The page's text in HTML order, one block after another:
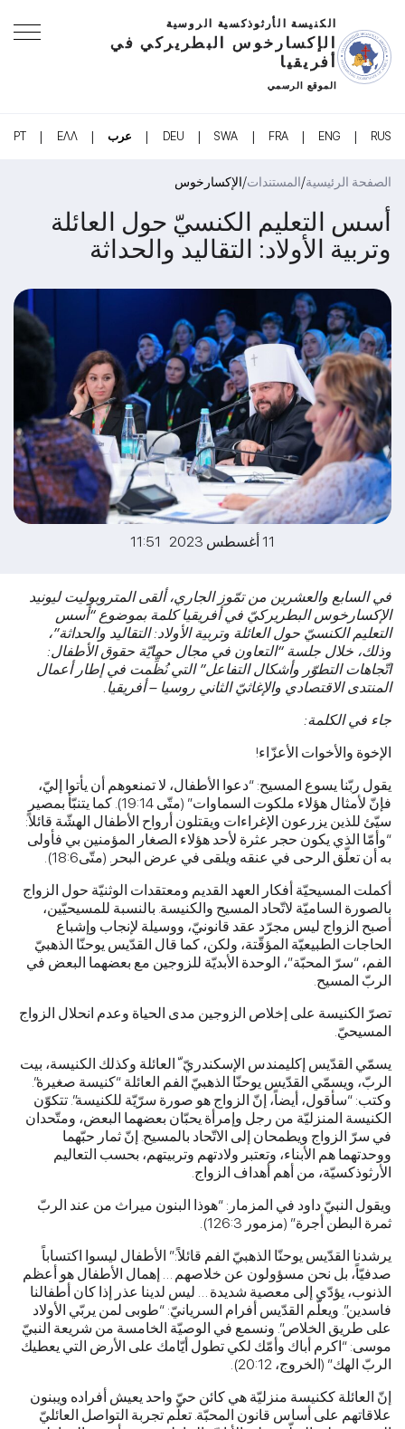
الكنيسة الأرثوذكسية الروسية
الإكسارخوس البطريركي في
أفريقيا
الموقع الرسمي
RUS
|
ENG
|
FRA
|
SWA
|
DEU
| عرب |
ΕΛΛ
|
PT
الصفحة الرئيسية/المستندات/الإكسارخوس
أسس التعليم الكنسيّ حول العائلة
وتربية الأولاد: التقاليد والحداثة
11 أغسطس 2023 11:51
في السابع والعشرين من تمّوز الجاري، ألقى المتروبوليت ليونيد
الإكسارخوس البطريركيّ في أفريقيا كلمة بموضوع “أسس
التعليم الكنسيّ حول العائلة وتربية الأولاد: التقاليد والحداثة”،
وذلك، خلال جلسة “التعاون في مجال حمايّة حقوق الأطفال:
اتّجاهات التطوّر وأشكال التفاعل” التي نُظِّمت في إطار أعمال
المنتدى الاقتصادي والإغاثيّ الثاني روسيا – أفريقيا.
جاء في الكلمة:
الإخوة والأخوات الأعزّاء!
يقول ربّنا يسوع المسيح: “دعوا الأطفال، لا تمنعوهم أن يأتوا إليّ،
فإنّ لأمثال هؤلاء ملكوت السماوات” (متّى 19:14). كما يتنبّأ بمصير
سيّئ للذين يزرعون الإغراءات ويقتلون أرواح الأطفال الهشّة قائلاً:
“وأمّا الذي يكون حجر عثرة لأحد هؤلاء الصغار المؤمنين بي فأولى
به أن تعلّق الرحى في عنقه ويلقى في عرض البحر. (متّى18:6).
أكملت المسيحيّة أفكار العهد القديم ومعتقدات الوثنيّة حول الزواج
بالصورة الساميّة لاتّحاد المسيح والكنيسة. بالنسبة للمسيحيّين،
أصبح الزواج ليس مجرّد عقد قانونيّ، ووسيلة لإنجاب وإشباع
الحاجات الطبيعيّة المؤقّتة، ولكن، كما قال القدّيس يوحنّا الذهبيّ
الفم، “سرّ المحبّة”، الوحدة الأبديّة للزوجين مع بعضهما البعض في
الربّ المسيح.
تصرّ الكنيسة على إخلاص الزوجين مدى الحياة وعدم انحلال الزواج
المسيحيّ.
يسمّي القدّيس إكليمندس الإسكندريّ ّ العائلة وكذلك الكنيسة، بيت
الربّ، ويسمّي القدّيس يوحنّا الذهبيّ الفم العائلة “كنيسة صغيرة”.
وكتب: “سأقول، أيضاً، إنّ الزواج هو صورة سرّيّة للكنيسة”. تتكوّن
الكنيسة المنزليّة من رجل وإمرأة يحبّان بعضهما البعض، ومتّحدان
في سرّ الزواج ويطمحان إلى الاتّحاد بالمسيح. إنّ ثمار حبّهما
ووحدتهما هم الأبناء، وتعتبر ولادتهم وتربيتهم، بحسب التعاليم
الأرثوذكسيّة، من أهم أهداف الزواج.
ويقول النبيّ داود في المزمار: “هوذا البنون ميراث من عند الربّ
ثمرة البطن أجرة” (مزمور 126:3).
يرشدنا القدّيس يوحنّا الذهبيّ الفم قائلاً:” الأطفال ليسوا اكتساباً
صدفيّاً، بل نحن مسؤولون عن خلاصهم … إهمال الأطفال هو أعظم
الذنوب، يؤدّي إلى معصية شديدة … ليس لدينا عذر إذا كان أطفالنا
فاسدين”. ويعلّم القدّيس أفرام السريانيّ: “طوبى لمن يربّي الأولاد
على طريق الخلاص”. ونسمع في الوصيّة الخامسة من شريعة النبيّ
موسى: “اكرم أباك وأمّك لكي تطول أيّامك على الأرض التي يعطيك
الربّ الهك” (الخروج، 20:12).
إنّ العائلة ككنيسة منزليّة هي كائن حيّ واحد يعيش أفراده ويبنون
علاقاتهم على أساس قانون المحبّة. تعلّم تجربة التواصل العائليّ